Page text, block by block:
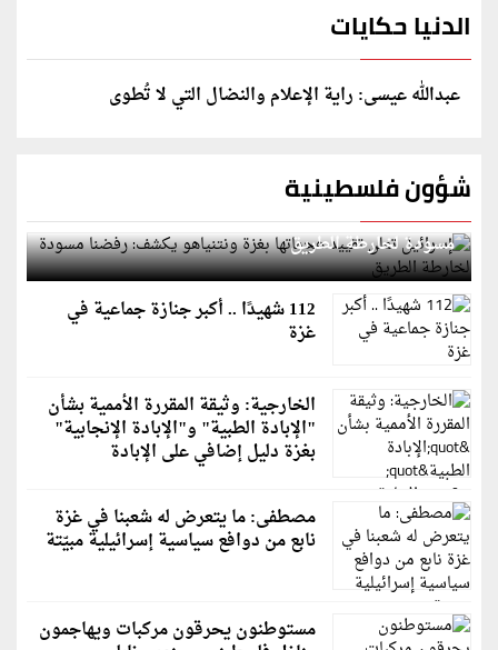
الدنيا حكايات
عبدالله عيسى: راية الإعلام والنضال التي لا تُطوى
شؤون فلسطينية
إسرائيل تعلن تقييد هجماتها بغزة ونتنياهو يكشف: رفضنا
مسودة لخارطة الطريق
112 شهيدًا .. أكبر جنازة جماعية في
غزة
الخارجية: وثيقة المقررة الأممية بشأن
"الإبادة الطبية" و"الإبادة الإنجابية"
بغزة دليل إضافي على الإبادة
مصطفى: ما يتعرض له شعبنا في غزة
نابع من دوافع سياسية إسرائيلية مبيّتة
مستوطنون يحرقون مركبات ويهاجمون